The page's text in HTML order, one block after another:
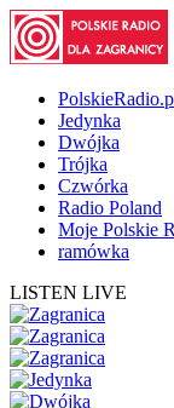
Jedynka
Dwójka
Trójka
Czwórka
Radio Poland
Moje Polskie
ramówka
LISTEN LIVE